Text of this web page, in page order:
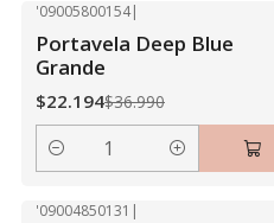
'09005800154|
Portavela Deep Blue
Grande
$22.194$36.990
Cantidad
'09004850131 |